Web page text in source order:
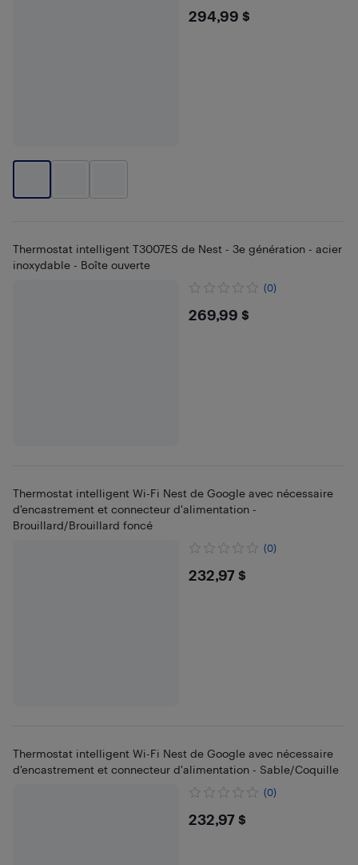
$294.99
294,99 $
Thermostat intelligent T3007ES de Nest - 3e génération - acier
inoxydable - Boîte ouverte
(0)
$269.99
269,99 $
Thermostat intelligent Wi-Fi Nest de Google avec nécessaire
d'encastrement et connecteur d'alimentation -
Brouillard/Brouillard foncé
(0)
$232.97
232,97 $
Thermostat intelligent Wi-Fi Nest de Google avec nécessaire
d'encastrement et connecteur d'alimentation - Sable/Coquille
(0)
$232.97
232,97 $